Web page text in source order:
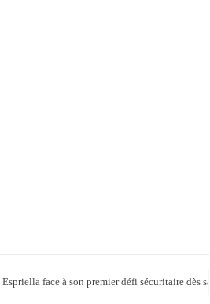
face à son premier défi sécuritaire dès